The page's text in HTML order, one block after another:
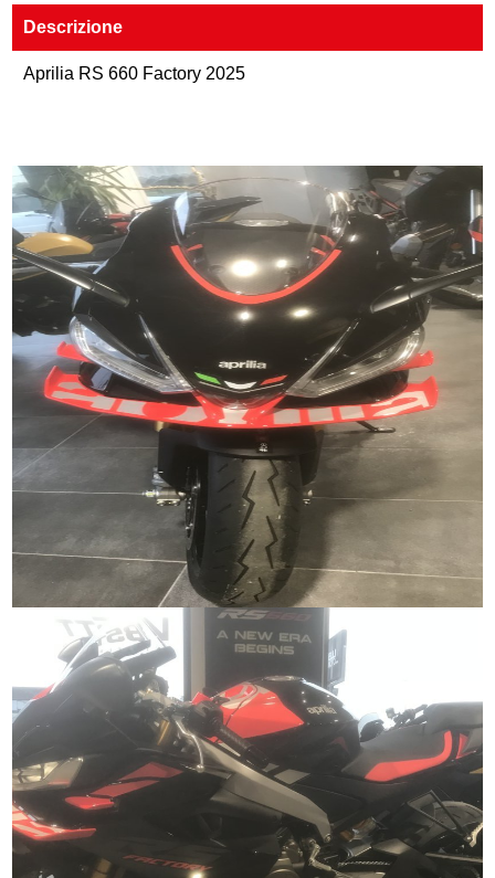
Descrizione
Aprilia RS 660 Factory 2025